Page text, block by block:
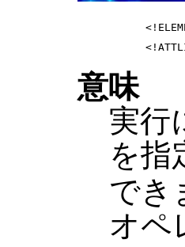
意味
実行
を指
でき
オペ